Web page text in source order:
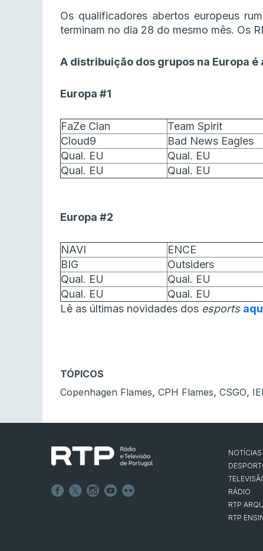
Os qualificadores abertos europeus
terminam no dia 28 do mesmo mês. Os
A distribuição dos grupos na Europa é
Europa #1
FaZe Clan Team Spirit
Cloud9
Bad News Eagles
Qual. EU
Qual. EU
Qual. EU
Qual. EU
Europa #2
NAVI ENCE
BIG
Outsiders
Qual. EU
Qual. EU
Qual. EU
Qual. EU
Lê as últimas novidades dos esports
TÓPICOS
Copenhagen Flames, CPH Flames, CSGO,
NOTÍCIAS
RÁDIO
RTP
RTP